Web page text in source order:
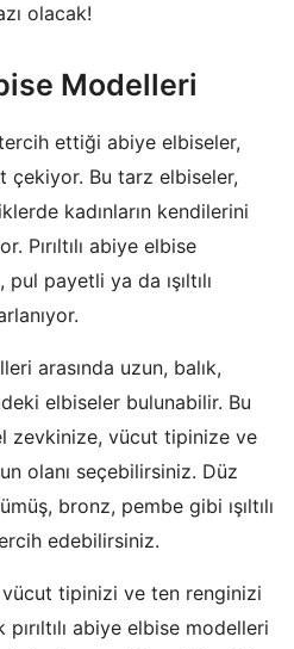
olacak!
Modelleri
ettiği abiye elbiseler,
çekiyor. Bu tarz elbiseler,
kadınların kendilerini
Pırıltılı abiye elbise
payetli ya da ışıltılı
arasında uzun, balık,
elbiseler bulunabilir. Bu
zevkinize, vücut tipinize ve
olanı seçebilirsiniz. Düz
bronz, pembe gibi ışıltılı
edebilirsiniz.
tipinizi ve ten renginizi
abiye elbise modelleri